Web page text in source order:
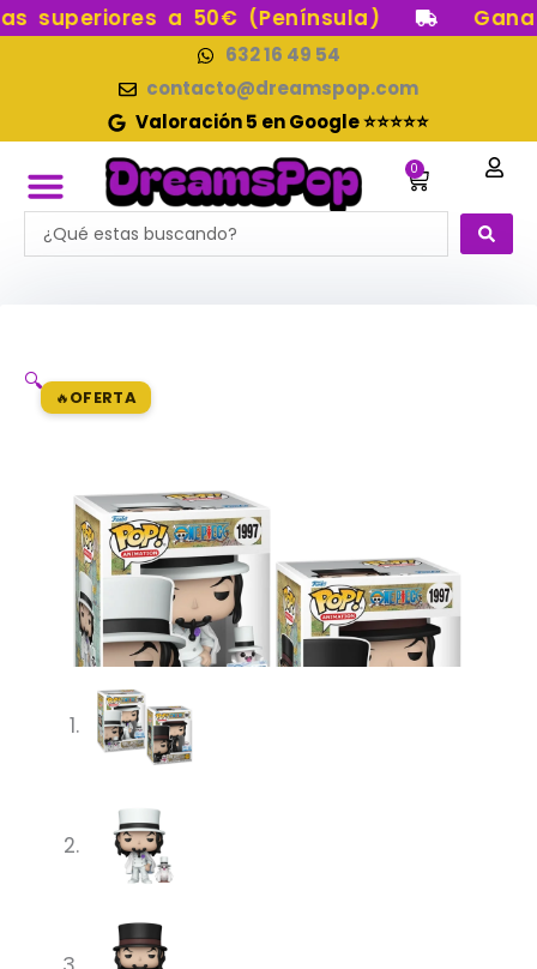
Irsuperiores a 50€ (Península) Gana
632 16 49 54
contacto@dreamspop.com
Valoración 5 en Google ⭐⭐⭐⭐⭐
0
Carrito
Search
...
🔥OFERTA
🔍